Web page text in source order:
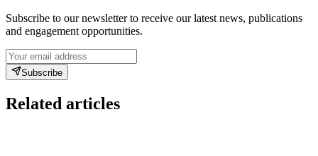
Subscribe to our newsletter to receive our latest news, publications
and engagement opportunities.
Subscribe
Related articles